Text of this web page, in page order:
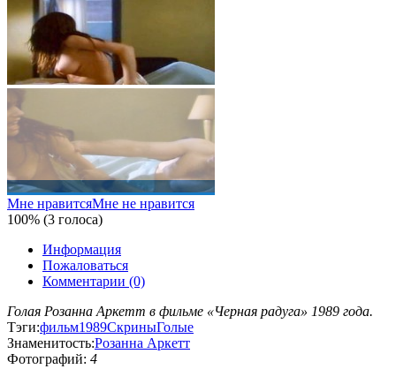
Мне нравитсяМне не нравится
100% (3 голоса)
Информация
Пожаловаться
Комментарии (0)
Голая Розанна Аркетт в фильме «Черная радуга» 1989 года.
Тэги:фильм1989СкриныГолые
Знаменитость:Розанна Аркетт
Фотографий: 4